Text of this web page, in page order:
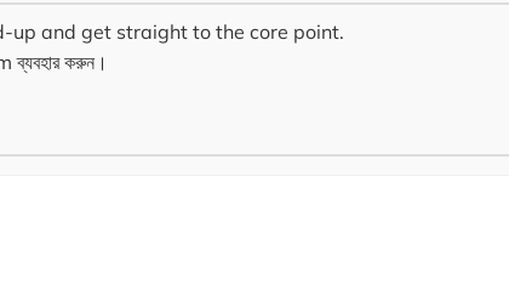
up and get straight to the core point.
ব্যবহার করুন।